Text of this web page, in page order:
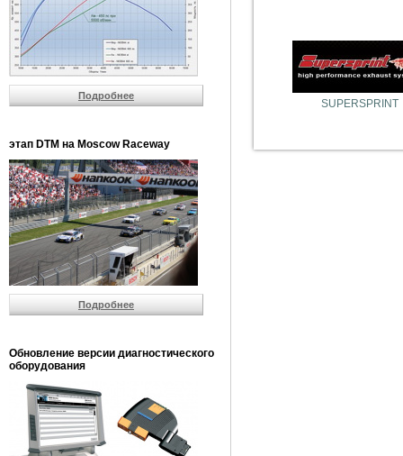
Подробнее
этап DTM на Moscow Raceway
Подробнее
Обновление версии диагностического
оборудования
SUPERSPRINT